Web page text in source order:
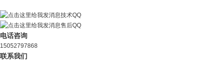
技术QQ
售后QQ
电话咨询
15052797868
联系我们